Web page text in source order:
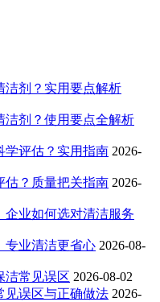
洁剂？实用要点解析
洁剂？使用要点全解析
学评估？实用指南 2026-
估？质量把关指南 2026-
企业如何选对清洁服务
专业清洁更省心 2026-08-
洁常见误区 2026-08-02
见误区与正确做法 2026-